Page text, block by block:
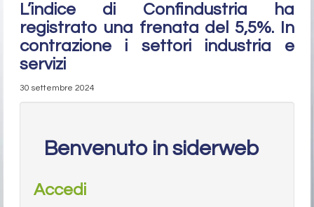
L’indice di Confindustria ha
registrato una frenata del 5,5%. In
contrazione i settori industria e
servizi
30 settembre 2024
Benvenuto in siderweb
Accedi